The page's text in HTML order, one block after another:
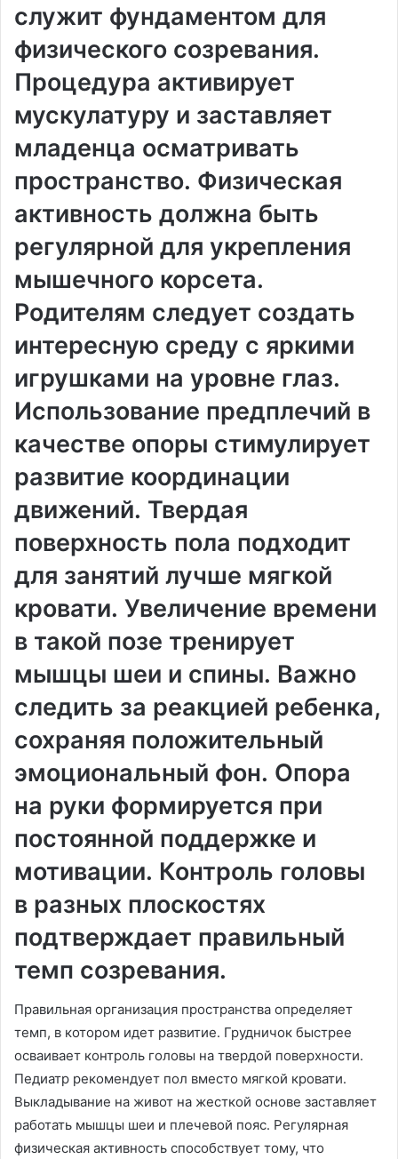
служит фундаментом для
физического созревания․
Процедура активирует
мускулатуру и заставляет
младенца осматривать
пространство․ Физическая
активность должна быть
регулярной для укрепления
мышечного корсета․
Родителям следует создать
интересную среду с яркими
игрушками на уровне глаз․
Использование предплечий в
качестве опоры стимулирует
развитие координации
движений․ Твердая
поверхность пола подходит
для занятий лучше мягкой
кровати․ Увеличение времени
в такой позе тренирует
мышцы шеи и спины․ Важно
следить за реакцией ребенка,
сохраняя положительный
эмоциональный фон․ Опора
на руки формируется при
постоянной поддержке и
мотивации․ Контроль головы
в разных плоскостях
подтверждает правильный
темп созревания․
Правильная организация пространства определяет
темп, в котором идет развитие․ Грудничок быстрее
осваивает контроль головы на твердой поверхности․
Педиатр рекомендует пол вместо мягкой кровати․
Выкладывание на живот на жесткой основе заставляет
работать мышцы шеи и плечевой пояс․ Регулярная
физическая активность способствует тому, что